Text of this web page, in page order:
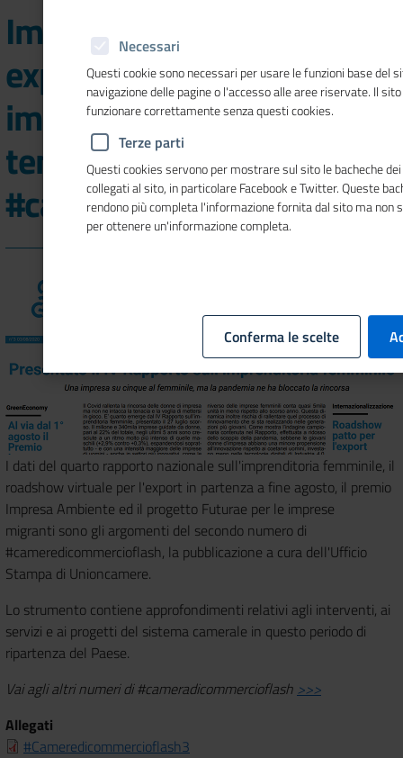
Imprenditoria femminile,
export, ambiente e
imprese migranti sono i
temi del nuovo numero di
#cameredicommercioflash
I dati del quarto rapporto nazionale sull'imprenditoria femminile, il
roadshow virtuale per l'export in partenza a fine agosto, il premio
Impresa Ambiente ed il progetto Futurae per le imprese
migranti sono gli argomenti del secondo numero di
#cameredicommercioflash, la pubblicazione a cura dell'Ufficio
Stampa di Unioncamere.
Lo strumento contiene approfondimenti relativi agli interventi, ai
servizi e ai progetti del sistema camerale in questo periodo di
ripartenza del Paese.
Vai agli altri numeri di #cameradicommercioflash >>>
Allegati
#Cameredicommercioflash3
Necessari
Questi cookie sono necessari per usare le funzioni base del
navigazione delle pagine o l'accesso alle aree riservate. Il
funzionare correttamente senza questi cookies.
Terze parti
Questi cookies servono per mostrare sul sito le bacheche
collegati al sito, in particolare Facebook e Twitter. Queste
rendono più completa l'informazione fornita dal sito ma non
per ottenere un'informazione completa.
Conferma le scelte